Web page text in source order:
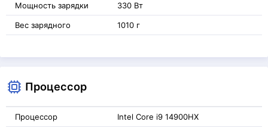
Мощность зарядки 330 Вт
Вес зарядного 1010 г
Процессор
Процессор Intel Core i9 14900HX